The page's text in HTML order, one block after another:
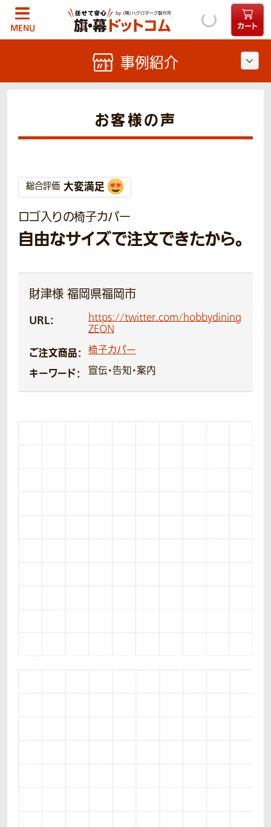
MENU カート
お客様の声
総合評価 大変満足
ロゴ入りの椅子カバー
自由なサイズで注文できたから。
財津様 福岡県福岡市
URL：
https://twitter.com/hobbydining
ZEON
ご注文商品： 椅子カバー
キーワード： 宣伝・告知・案内
事例紹介